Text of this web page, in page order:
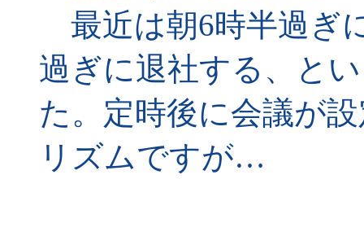
最近は朝6時半過ぎ
過ぎに退社する、と
た。定時後に会議が
リズムですが…